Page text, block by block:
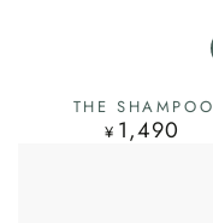
THE SHAMPOO
定
¥ 1,490